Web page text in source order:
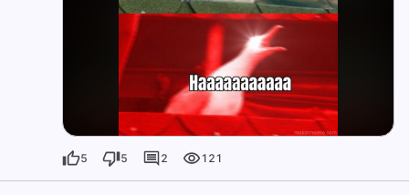
5 5 2 121